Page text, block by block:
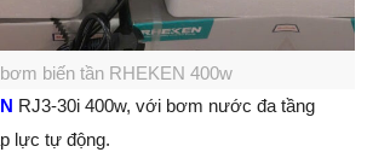
biến tần RHEKEN 400w
RJ3-30i 400w, với bơm nước đa tầng
lực tự động.